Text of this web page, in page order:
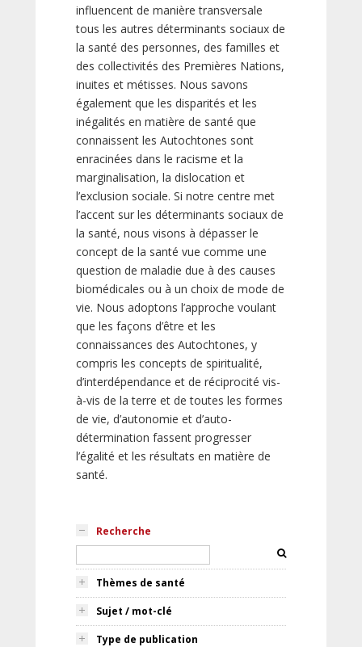
influencent de manière transversale
tous les autres déterminants sociaux de
la santé des personnes, des familles et
des collectivités des Premières Nations,
inuites et métisses. Nous savons
également que les disparités et les
inégalités en matière de santé que
connaissent les Autochtones sont
enracinées dans le racisme et la
marginalisation, la dislocation et
l’exclusion sociale. Si notre centre met
l’accent sur les déterminants sociaux de
la santé, nous visons à dépasser le
concept de la santé vue comme une
question de maladie due à des causes
biomédicales ou à un choix de mode de
vie. Nous adoptons l’approche voulant
que les façons d’être et les
connaissances des Autochtones, y
compris les concepts de spiritualité,
d’interdépendance et de réciprocité vis-
à-vis de la terre et de toutes les formes
de vie, d’autonomie et d’auto-
détermination fassent progresser
l’égalité et les résultats en matière de
santé.
Recherche
Thèmes de santé
Sujet / mot-clé
Type de publication